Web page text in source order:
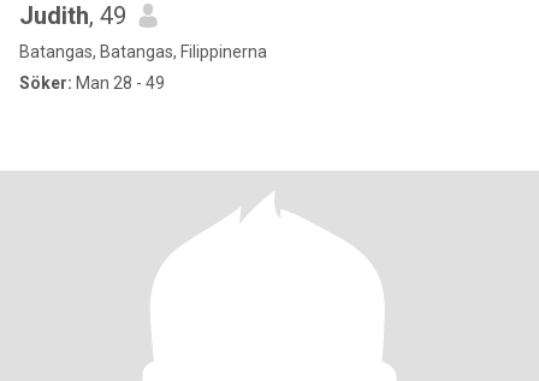
Judith, 49
Batangas, Batangas, Filippinerna
Söker: Man 28 - 49